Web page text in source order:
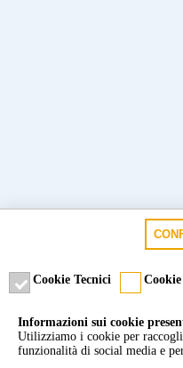
Cookie Tecnici
Informazioni sui cookie
Utilizziamo i cookie per
funzionalità di social media e